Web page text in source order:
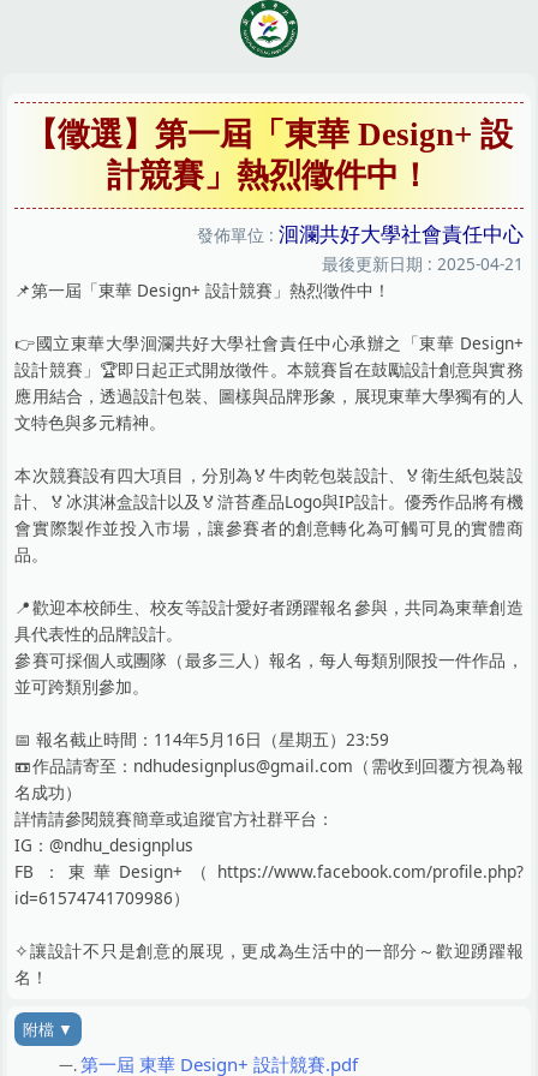
要
【徵選】第一屆「東華 Design+ 設
計競賽」熱烈徵件中！
發佈單位 : 洄瀾共好大學社會責任中心
最後更新日期 : 2025-04-21
📌第一屆「東華 Design+ 設計競賽」熱烈徵件中！
👉國立東華大學洄瀾共好大學社會責任中心承辦之「東華 Design+
設計競賽」🏆即日起正式開放徵件。本競賽旨在鼓勵設計創意與實務
應用結合，透過設計包裝、圖樣與品牌形象，展現東華大學獨有的人
文特色與多元精神。
本次競賽設有四大項目，分別為🏅牛肉乾包裝設計、🏅衛生紙包裝設
計、🏅冰淇淋盒設計以及🏅滸苔產品Logo與IP設計。優秀作品將有機
會實際製作並投入市場，讓參賽者的創意轉化為可觸可見的實體商
品。
📍歡迎本校師生、校友等設計愛好者踴躍報名參與，共同為東華創造
具代表性的品牌設計。
參賽可採個人或團隊（最多三人）報名，每人每類別限投一件作品，
並可跨類別參加。
📅 報名截止時間：114年5月16日（星期五）23:59
📼作品請寄至：ndhudesignplus@gmail.com（需收到回覆方視為報
名成功）
詳情請參閱競賽簡章或追蹤官方社群平台：
IG：@ndhu_designplus
FB：東華Design+（https://www.facebook.com/profile.php?
id=61574741709986）
✧讓設計不只是創意的展現，更成為生活中的一部分～歡迎踴躍報
名！
第一屆 東華 Design+ 設計競賽.pdf